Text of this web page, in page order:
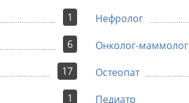
1
Нефролог
6
Онколог-маммолог
17
Остеопат
1
Педиатр